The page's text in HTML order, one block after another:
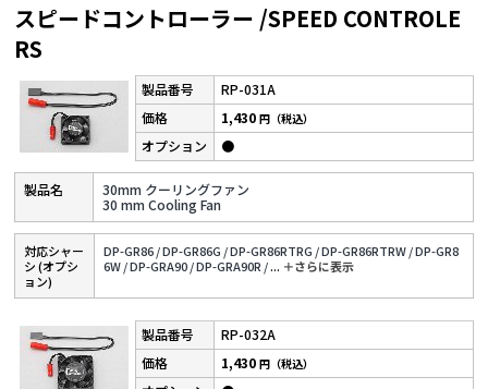
スピードコントローラー /SPEED CONTROLE
RS
RP-031A
30mm クーリングファン
30 mm Cooling Fan
1,430円（税込）
●
対応シャー
シ (オプシ
ョン)
DP-GR86 /DP-GR86G /DP-GR86RTRG /DP-GR86RTRW /DP-GR8
6W /DP-GRA90 /DP-GRA90R /... ＋さらに表⽰
RP-032A
1,430円（税込）